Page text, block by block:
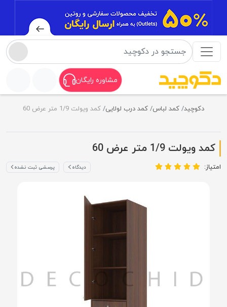
مشاوره رایگان
دکوچید کمد لباس کمد درب لولایی کمد ویولت 1/9 متر عرض 60
کمد ویولت 1/9 متر عرض 60
امتیاز: دیدگاه پرسشی ثبت نشده